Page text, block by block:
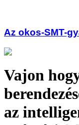
Az okos-SMT-
Vajon
az